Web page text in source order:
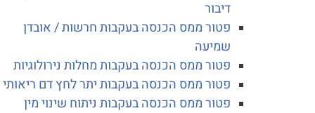
פטור ממס הכנסה בעקבות חרשות / אובדן
פטור ממס הכנסה בעקבות מחלות נירולוגיות
פטור ממס הכנסה בעקבות יתר לחץ דם ריאותי
פטור ממס הכנסה בעקבות ניתוח שינוי מין